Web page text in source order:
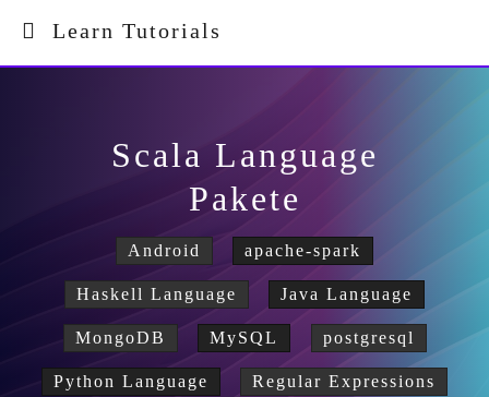
Learn Tutorials
Scala Language
Pakete
Android apache-spark
Haskell Language Java Language
MongoDB MySQL postgresql
Python Language Regular Expressions